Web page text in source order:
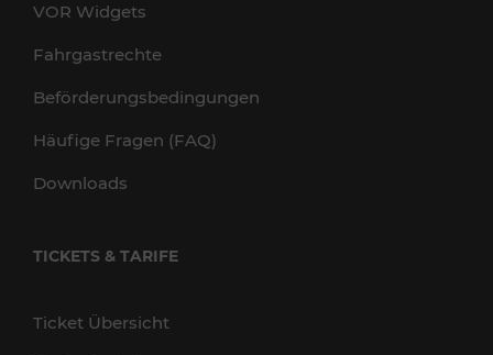
VOR Widgets
Fahrgastrechte
Beförderungsbedingungen
Häufige Fragen (FAQ)
Downloads
TICKETS & TARIFE
Ticket Übersicht